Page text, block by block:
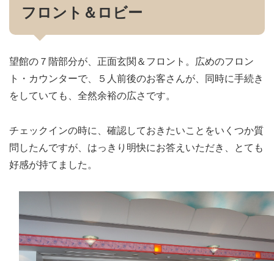
フロント＆ロビー
望館の７階部分が、正面玄関＆フロント。広めのフロン
ト・カウンターで、５人前後のお客さんが、同時に手続き
をしていても、全然余裕の広さです。
チェックインの時に、確認しておきたいことをいくつか質
問したんですが、はっきり明快にお答えいただき、とても
好感が持てました。